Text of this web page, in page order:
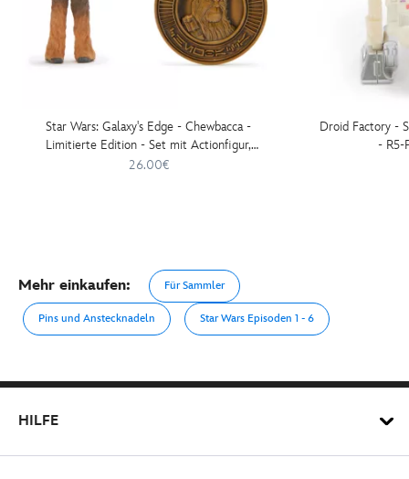
Star Wars: Galaxy's Edge - Chewbacca -
Limitierte Edition - Set mit Actionfigur,
Comicbuch und Münze
26.00€
Droid Factory -
- R5-
Mehr einkaufen: Für Sammler
Pins und Anstecknadeln Star Wars Episoden 1 - 6
HILFE